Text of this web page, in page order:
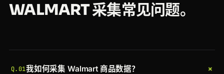
WALMART 采集常见问题。
Q.01我如何采集 Walmart 商品数据？ +